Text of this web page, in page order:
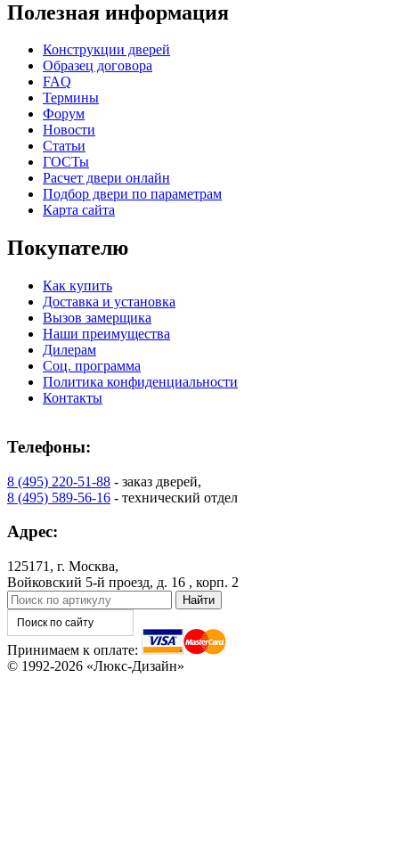
Полезная информация
Конструкции дверей
Образец договора
FAQ
Термины
Форум
Новости
Статьи
ГОСТы
Расчет двери онлайн
Подбор двери по параметрам
Карта сайта
Покупателю
Как купить
Доставка и установка
Вызов замерщика
Наши преимущества
Дилерам
Соц. программа
Политика конфиденциальности
Контакты
Телефоны:
8 (495) 220-51-88 - заказ дверей,
8 (495) 589-56-16 - технический отдел
Адрес:
125171, г. Москва,
Войковский 5-й проезд, д. 16 , корп. 2
Принимаем к оплате:
© 1992-2026 «Люкс-Дизайн»